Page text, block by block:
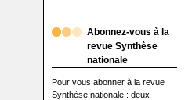
Abonnez-vous à la
revue Synthèse
nationale
Pour vous abonner à la revue
Synthèse nationale : deux